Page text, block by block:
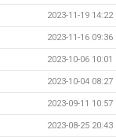
2023-11-19 14:22
2023-11-16 09:36
2023-10-06 10:01
2023-10-04 08:27
2023-09-11 10:57
2023-08-25 20:43